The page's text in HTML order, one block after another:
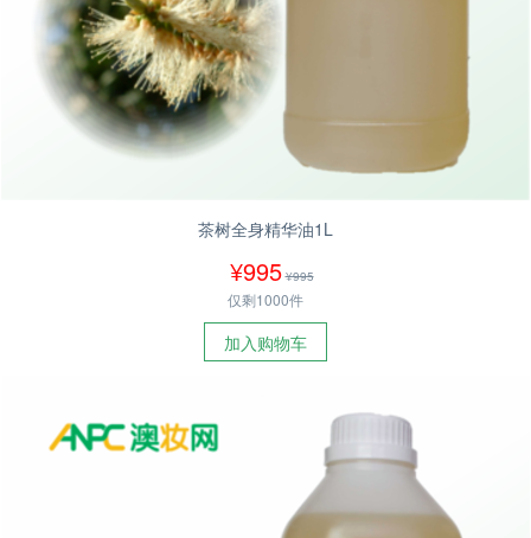
茶树全身精华油1L
¥995 ¥995
仅剩1000件
加入购物车